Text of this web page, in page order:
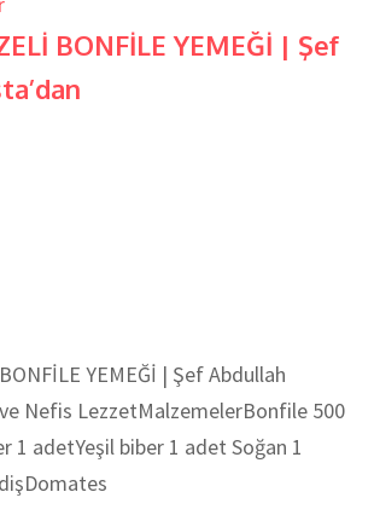
BONFİLE YEMEĞİ | Şef
YEMEĞİ | Şef Abdullah
Nefis LezzetMalzemelerBonfile 500
1 adetYeşil biber 1 adet Soğan 1